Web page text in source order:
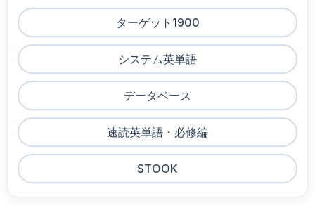
ターゲット1900
システム英単語
データベース
速読英単語・必修編
STOOK